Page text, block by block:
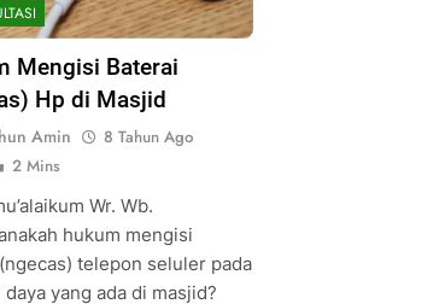
Mengisi Baterai
Hp di Masjid
Amin
8 Tahun Ago
2 Mins
Wr. Wb.
hukum mengisi
telepon seluler pada
yang ada di masjid?